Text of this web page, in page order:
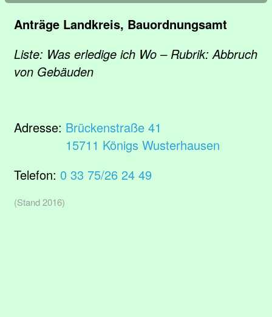
Anträge Landkreis, Bauordnungsamt
Liste: Was erledige ich Wo – Rubrik: Abbruch
von Gebäuden
Adresse: Brückenstraße 41
15711 Königs Wusterhausen
Telefon: 0 33 75/26 24 49
(Stand 2016)